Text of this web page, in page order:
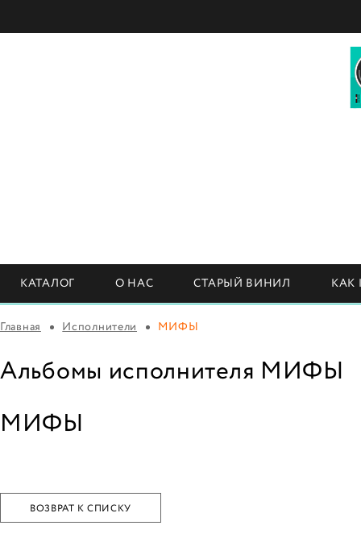
КАТАЛОГ О НАС СТАРЫЙ ВИНИЛ КАК
Главная Исполнители МИФЫ
Альбомы исполнителя МИФЫ
МИФЫ
ВОЗВРАТ К СПИСКУ